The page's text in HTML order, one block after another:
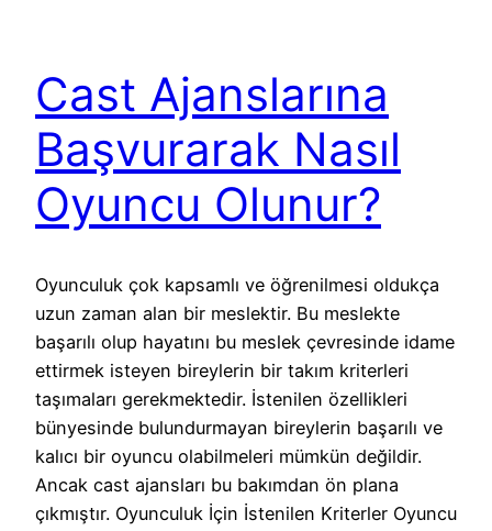
Cast Ajanslarına
Başvurarak Nasıl
Oyuncu Olunur?
Oyunculuk çok kapsamlı ve öğrenilmesi oldukça
uzun zaman alan bir meslektir. Bu meslekte
başarılı olup hayatını bu meslek çevresinde idame
ettirmek isteyen bireylerin bir takım kriterleri
taşımaları gerekmektedir. İstenilen özellikleri
bünyesinde bulundurmayan bireylerin başarılı ve
kalıcı bir oyuncu olabilmeleri mümkün değildir.
Ancak cast ajansları bu bakımdan ön plana
çıkmıştır. Oyunculuk İçin İstenilen Kriterler Oyuncu